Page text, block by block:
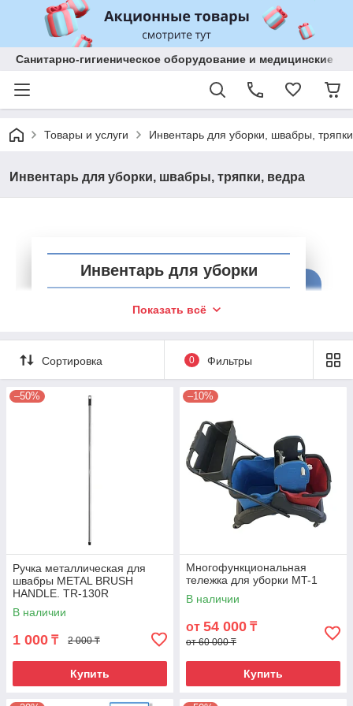
Санитарно-гигиеническое оборудование и медицинские
Товары и услуги Инвентарь для уборки, швабры,
Инвентарь для уборки, швабры, тряпки, ведра
Инвентарь для уборки
Любое помещение требует регулярной
приятно находиться и работать.
небольших помещений – офисов, квартир,
кафе, магазинов. С инвентарем,
представленным на сайте, легко обращаться
– он максимально упрощает процесс уборки.
Швабры не оставляют мозолей, тряпки легко
отжимаются и заменяются. С таким
современным инвентарём на поддержание
уборки будет затрачиваться меньше времени
Показать всё
Сортировка 0 Фильтры
–50%
Ручка металлическая для
швабры METAL BRUSH
HANDLE. TR-130R
В наличии
1 000 ₸ 2 000 ₸
Купить
–10%
Многофункциональная
тележка для уборки MT-1
В наличии
от 54 000 ₸
от 60 000 ₸
Купить